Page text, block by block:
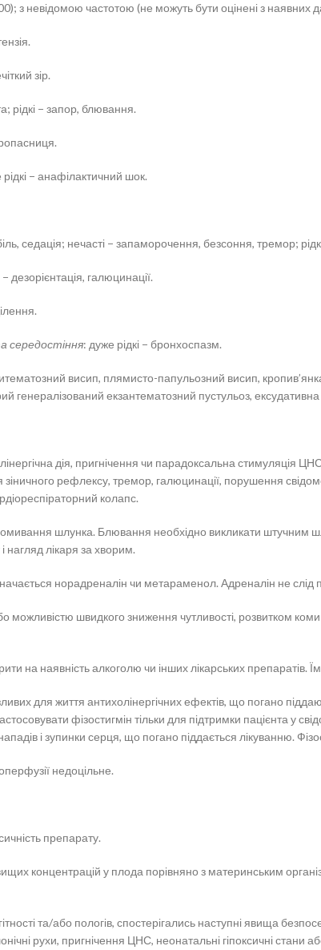
з невідомою частотою (не можуть бути оцінені з наявних
зір.
рідкі − запор, блювання.
рідкі − анафілактичний шок.
седація; нечасті − запаморочення, безсоння, тремор;
дезорієнтація, галюцинації.
середостіння: дуже рідкі − бронхоспазм.
висип, плямисто-папульозний висип,
генералізований екзантематозний пустульоз,
дія, пригнічення чи парадоксальна стимуляція
зіничного рефлексу, тремор, галюцинації, порушення
колапс.
шлунка. Блювання необхідно викликати штучним
нагляд лікаря за хворим.
норадреналін чи метараменол. Адреналін не слід
можливістю швидкого зниження чутливості, розвитком
на наявність алкоголю чи інших лікарських препаратів.
для життя антихолінергічних ефектів, що погано
фізостигмін тільки для підтримки пацієнта у
і зупинки серця, що погано піддається лікуванню.
недоцільне.
препарату.
концентрацій у плода порівняно з материнським
та/або пологів, спостерігались наступні явища
рухи, пригнічення ЦНС, неонатальні гіпоксичні